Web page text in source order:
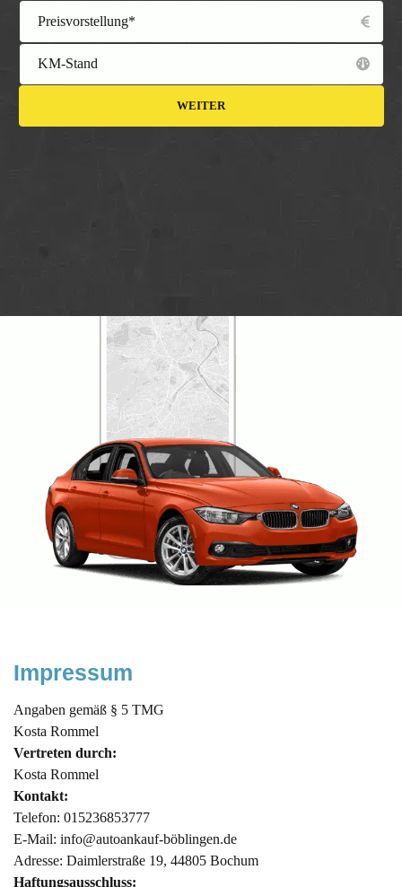
Preisvorstellung*
KM-Stand
WEITER
Impressum
Angaben gemäß § 5 TMG
Kosta Rommel
Vertreten durch:
Kosta Rommel
Kontakt:
Telefon: 015236853777
E-Mail: info@autoankauf-böblingen.de
Adresse: Daimlerstraße 19, 44805 Bochum
Haftungsausschluss: